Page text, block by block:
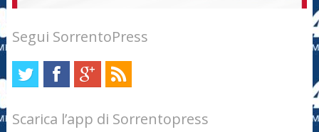
Segui SorrentoPress
Scarica l’app di Sorrentopress